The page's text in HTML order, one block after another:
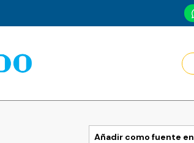
Añadir como fuente en